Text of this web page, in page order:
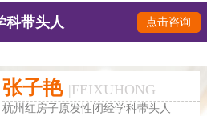
科带头人 点击咨询
张子艳 |FEIXUHONG
杭州红房子原发性闭经学科带头人